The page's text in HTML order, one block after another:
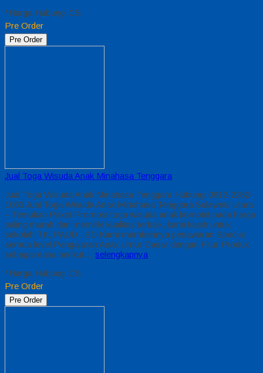
*Harga Hubungi CS
Pre Order
Pre Order
Jual Toga Wisuda Anak Minahasa Tenggara
Jual Toga Wisuda Anak Minahasa Tenggara Hubungi 0812-2282-
1060 Jual Toga Wisuda Anak Minahasa Tenggara Sulawesi Utara
– Temukan Paket Promosi toga wisuda anak komplet pada harga
paling murah dan memiliki kualitas terbaik, kami kasih untuk
sekolah TK, PAUD , SD Kami memberinya penawaran Special
semua level Pengajaran Anak Umur Dasar dengan Fitur Produk
sebagaimana berikut… selengkapnya
*Harga Hubungi CS
Pre Order
Pre Order